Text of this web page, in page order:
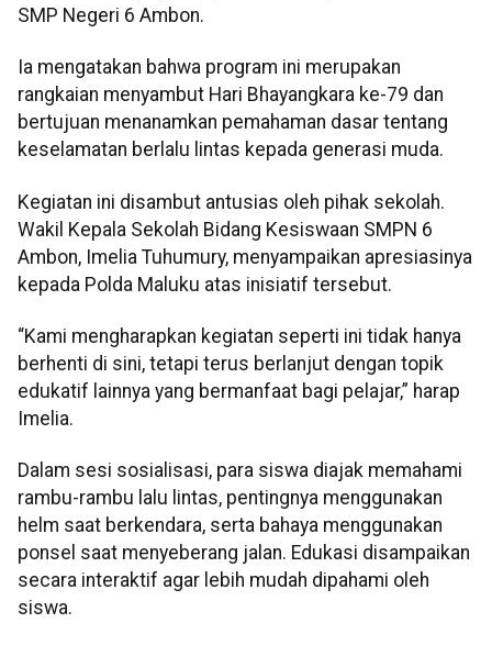
SMP Negeri 6 Ambon.
Ia mengatakan bahwa program ini merupakan
rangkaian menyambut Hari Bhayangkara ke-79 dan
bertujuan menanamkan pemahaman dasar tentang
keselamatan berlalu lintas kepada generasi muda.
Kegiatan ini disambut antusias oleh pihak sekolah.
Wakil Kepala Sekolah Bidang Kesiswaan SMPN 6
Ambon, Imelia Tuhumury, menyampaikan apresiasinya
kepada Polda Maluku atas inisiatif tersebut.
“Kami mengharapkan kegiatan seperti ini tidak hanya
berhenti di sini, tetapi terus berlanjut dengan topik
edukatif lainnya yang bermanfaat bagi pelajar,” harap
Imelia.
Dalam sesi sosialisasi, para siswa diajak memahami
rambu-rambu lalu lintas, pentingnya menggunakan
helm saat berkendara, serta bahaya menggunakan
ponsel saat menyeberang jalan. Edukasi disampaikan
secara interaktif agar lebih mudah dipahami oleh
siswa.